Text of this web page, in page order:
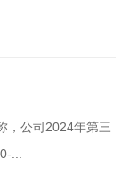
，公司2024年第三
...